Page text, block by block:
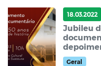
18.03.2022
Jubileu
do
Geral